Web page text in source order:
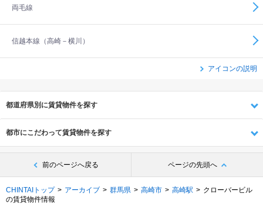
両毛線
信越本線（高崎－横川）
アイコンの説明
都道府県別に賃貸物件を探す
都市にこだわって賃貸物件を探す
前のページへ戻る ページの先頭へ
CHINTAIトップ アーカイブ 群馬県 高崎市 高崎駅
クローバービル
の賃貸物件情報